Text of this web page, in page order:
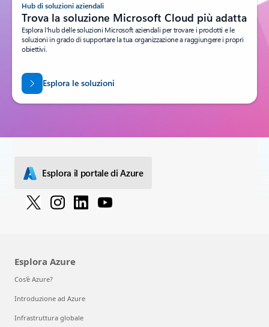
Hub di soluzioni aziendali
Trova la soluzione Microsoft Cloud più adatta
Esplora l'hub delle soluzioni Microsoft aziendali per trovare i prodotti e le
soluzioni in grado di supportare la tua organizzazione a raggiungere i propri
obiettivi.
Esplora le soluzioni
Esplora il portale di Azure
Esplora Azure
Cos'è Azure?
Introduzione ad Azure
Infrastruttura globale